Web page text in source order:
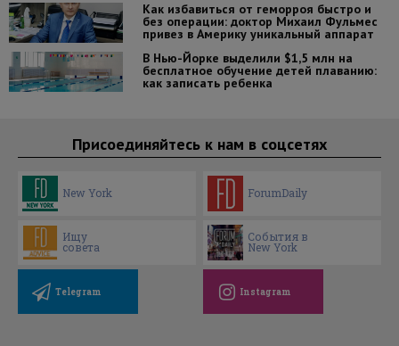
Как избавиться от геморроя быстро и
без операции: доктор Михаил Фульмес
привез в Америку уникальный аппарат
В Нью-Йорке выделили $1,5 млн на
бесплатное обучение детей плаванию:
как записать ребенка
Присоединяйтесь к нам в соцсетях
New York ForumDaily
Ищу
совета
События в
New York
Telegram Instagram